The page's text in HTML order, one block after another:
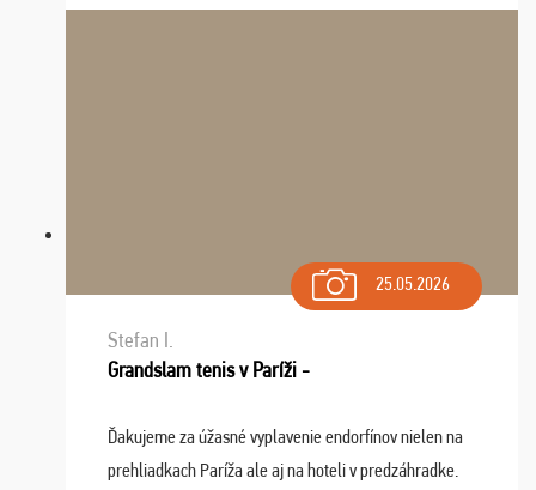
sa na budúci rok. Prajem vam este veľa ta ...
25.05.2026
Stefan I.
Grandslam tenis v Paríži -
Ďakujeme za úžasné vyplavenie endorfínov nielen na
prehliadkach Paríža ale aj na hoteli v predzáhradke.